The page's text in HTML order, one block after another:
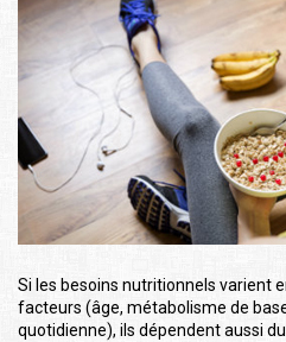
Si les besoins nutritionnels varient
facteurs (âge, métabolisme de
quotidienne), ils dépendent aussi